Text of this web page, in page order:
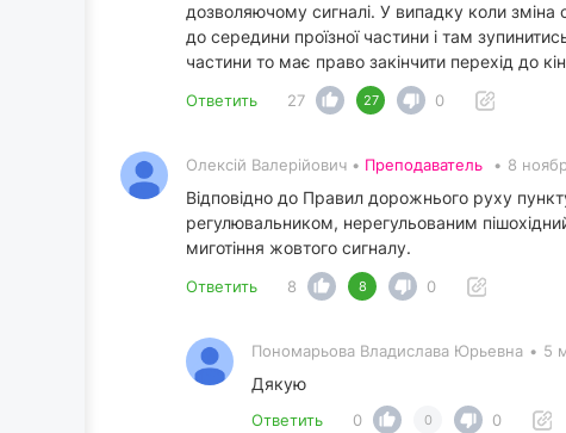
дозволяючому сигналі. У випадку коли зміна
до середини проїзної частини і там
частини то має право закінчити перехід до
Ответить 27 27 0
Олексій Валерійович • Преподаватель • 8
Відповідно до Правил дорожнього руху
регулювальником, нерегульованим
миготіння жовтого сигналу.
Ответить 8 8 0
Пономарьова Владислава Юрьевна • 5
Дякую
Ответить 0 0 0